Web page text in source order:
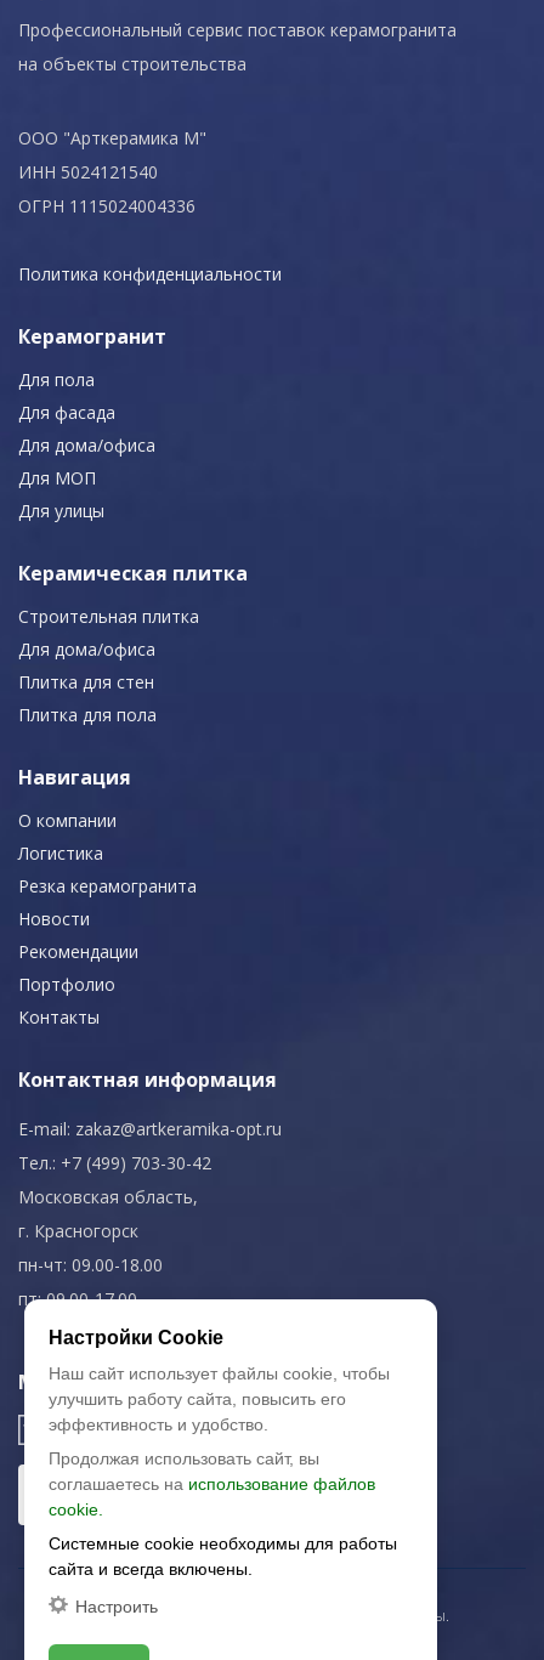
Профессиональный сервис поставок керамогранита
на объекты строительства
ООО "Арткерамика М"
ИНН 5024121540
ОГРН 1115024004336
Политика конфиденциальности
Керамогранит
Для пола
Для фасада
Для дома/офиса
Для МОП
Для улицы
Керамическая плитка
Строительная плитка
Для дома/офиса
Плитка для стен
Плитка для пола
Навигация
О компании
Логистика
Резка керамогранита
Новости
Рекомендации
Портфолио
Контакты
Контактная информация
E-mail: zakaz@artkeramika-opt.ru
Тел.: +7 (499) 703-30-42
Московская область,
г. Красногорск
пн-чт: 09.00-18.00
пт: 09.00-17.00
Мы в соц. сетях
© 2003-2026 «Арткерамика». Все права защищены.
Настройки Cookie
Наш сайт использует файлы cookie, чтобы
улучшить работу сайта, повысить его
эффективность и удобство.
Продолжая использовать сайт, вы
соглашаетесь на использование файлов
cookie.
Системные cookie необходимы для работы
сайта и всегда включены.
Настроить